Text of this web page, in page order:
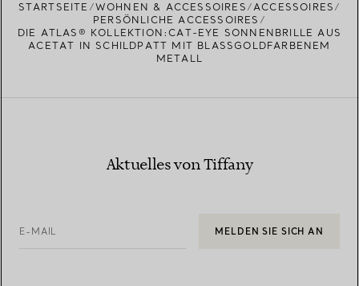
STARTSEITE WOHNEN & ACCESSOIRES
ACCESSOIRES
PERSÖNLICHE ACCESSOIRES
DIE ATLAS® KOLLEKTION:CAT-EYE SONNENBRILLE AUS
ACETAT IN SCHILDPATT MIT BLASSGOLDFARBENEM
METALL
Aktuelles von Tiffany
E-MAIL MELDEN SIE SICH AN